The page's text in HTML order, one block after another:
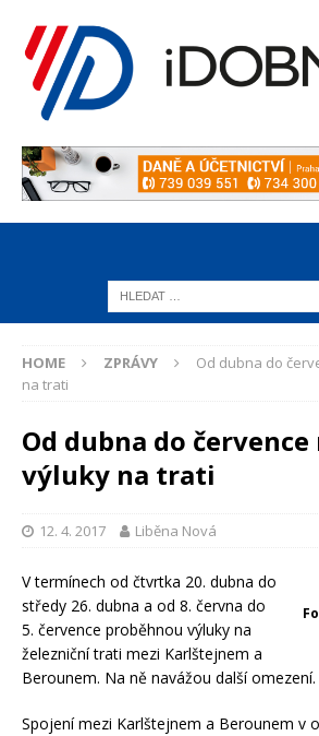
HOME ZPRÁVY
Od dubna do
na trati
Od dubna do
výluky na trati
12. 4. 2017 Liběna Nová
V termínech od čtvrtka 20. dubna do
středy 26. dubna a od 8. června do
5. července proběhnou výluky na
železniční trati mezi Karlštejnem a
Berounem. Na ně navážou další omezení.
Spojení mezi Karlštejnem a Berounem v